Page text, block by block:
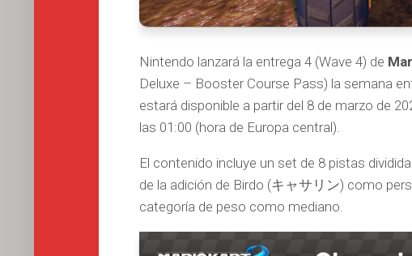
Nintendo lanzará la entrega 4 (Wave 4) de
Deluxe – Booster Course Pass) la semana
estará disponible a partir del 8 de marzo de
las 01:00 (hora de Europa central).
El contenido incluye un set de 8 pistas
de la adición de Birdo (キャサリン) como
categoría de peso como mediano.